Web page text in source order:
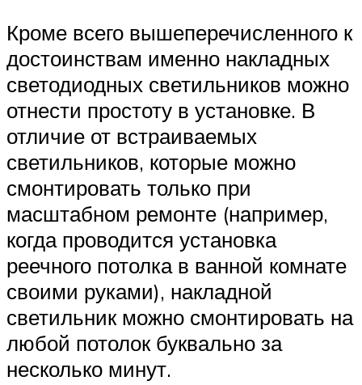
Кроме всего вышеперечисленного к
достоинствам именно накладных
светодиодных светильников можно
отнести простоту в установке. В
отличие от встраиваемых
светильников, которые можно
смонтировать только при
масштабном ремонте (например,
когда проводится установка
реечного потолка в ванной комнате
своими руками), накладной
светильник можно смонтировать на
любой потолок буквально за
несколько минут.